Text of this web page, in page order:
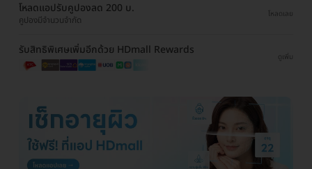
โหลดแอปรับคูปองลด 200 บ.
คูปองมีจำนวนจำกัด
โหลดเลย
รับสิทธิพิเศษเพิ่มอีกด้วย HDmall Rewards
ดูเพิ่ม